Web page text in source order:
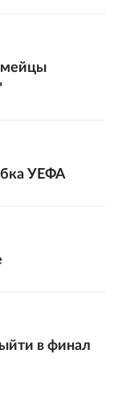
УЕФА
в финал